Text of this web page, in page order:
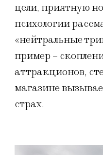
цели, приятную
психологии
«нейтральные
пример –
аттракционов,
магазине
страх.